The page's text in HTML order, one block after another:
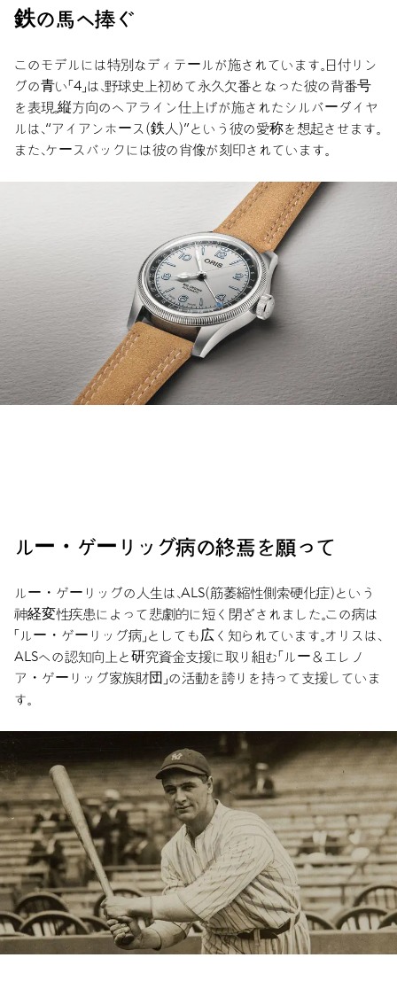
鉄の馬へ捧ぐ
このモデルには特別なディテールが施されています。日付リン
グの青い「4」は、野球史上初めて永久欠番となった彼の背番号
を表現。縦方向のヘアライン仕上げが施されたシルバーダイヤ
ルは、“アイアンホース（鉄人）”という彼の愛称を想起させます。
また、ケースバックには彼の肖像が刻印されています。
ルー・ゲーリッグ病の終焉を願って
ルー・ゲーリッグの人生は、ALS（筋萎縮性側索硬化症）という
神経変性疾患によって悲劇的に短く閉ざされました。この病は
「ルー・ゲーリッグ病」としても広く知られています。オリスは、
ALSへの認知向上と研究資金支援に取り組む「ルー＆エレノ
ア・ゲーリッグ家族財団」の活動を誇りを持って支援していま
す。